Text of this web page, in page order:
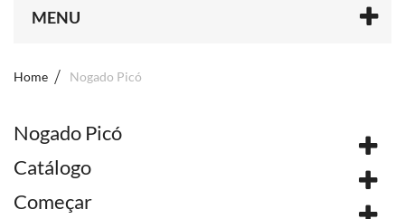
MENU
Home Nogado Picó
Nogado Picó
Catálogo
Começar